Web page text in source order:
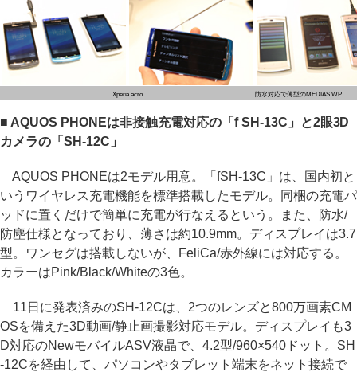
Xperia acro 防水対応で薄型のMEDIAS WP
■ AQUOS PHONEは非接触充電対応の「f SH-13C」と2眼3D
カメラの「SH-12C」
AQUOS PHONEは2モデル用意。「fSH-13C」は、国内初と
いうワイヤレス充電機能を標準搭載したモデル。同梱の充電パ
ッドに置くだけで簡単に充電が行なえるという。また、防水/
防塵仕様となっており、薄さは約10.9mm。ディスプレイは3.7
型。ワンセグは搭載しないが、FeliCa/赤外線には対応する。
カラーはPink/Black/Whiteの3色。
11日に発表済みのSH-12Cは、2つのレンズと800万画素CM
OSを備えた3D動画/静止画撮影対応モデル。ディスプレイも3
D対応のNewモバイルASV液晶で、4.2型/960×540ドット。SH
-12Cを経由して、パソコンやタブレット端末をネット接続で